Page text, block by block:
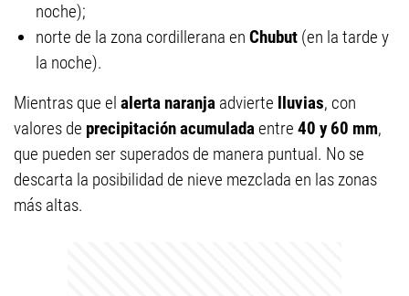
noche);
norte de la zona cordillerana en Chubut (en la tarde y
la noche).
Mientras que el alerta naranja advierte lluvias, con
valores de precipitación acumuladaentre 40 y 60 mm,
que pueden ser superados de manera puntual. No se
descarta la posibilidad de nieve mezclada en las zonas
más altas.